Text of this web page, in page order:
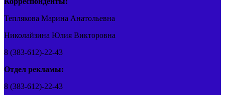
Теплякова Марина Анатольевна
Николайзина Юлия Викторовна
8 (383-612)-22-43
Отдел рекламы:
8 (383-612)-22-43